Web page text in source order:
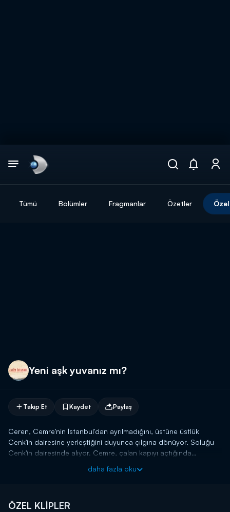
Tümü Bölümler Fragmanlar Özetler
Yeni aşk yuvanız mı?
Takip Et Kaydet Paylaş
Ceren, Cemre'nin İstanbul'dan ayrılmadığını, üstüne üstlük
Cenk'in dairesine yerleştiğini duyunca çılgına dönüyor. Soluğu
Cenk'in dairesinde alıyor. Cemre, çalan kapıyı açtığında
bir kavga yapıyor. Cemre şaşkındır; Ceren ise, öfkeden gözleri
daha fazla oku
ÖZEL KLİPLER